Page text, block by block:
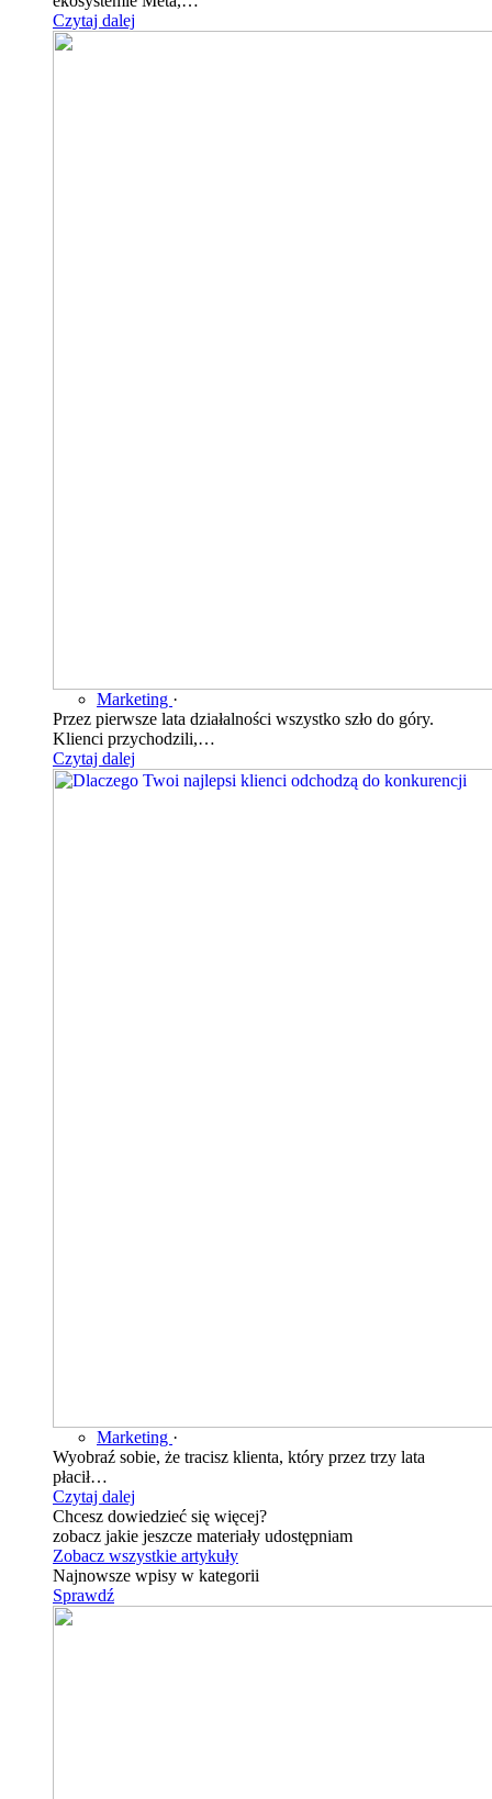
Czytaj dalej
Marketing ·
Przez pierwsze lata działalności wszystko szło do góry.
Klienci przychodzili,…
Czytaj dalej
Marketing ·
Wyobraź sobie, że tracisz klienta, który przez trzy lata
płacił…
Czytaj dalej
Chcesz dowiedzieć się więcej?
zobacz jakie jeszcze materiały udostępniam
Zobacz wszystkie artykuły
Najnowsze wpisy w kategorii
Sprawdź